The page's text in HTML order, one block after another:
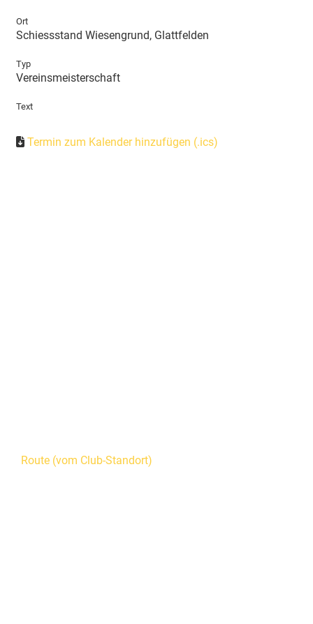
Ort
Schiessstand Wiesengrund, Glattfelden
Typ
Vereinsmeisterschaft
Text
Termin zum Kalender hinzufügen (.ics)
Route (vom Club-Standort)